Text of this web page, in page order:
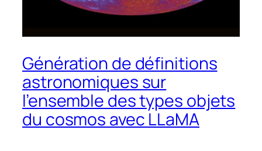
Génération de définitions
astronomiques sur
l’ensemble des types objets
du cosmos avec LLaMA